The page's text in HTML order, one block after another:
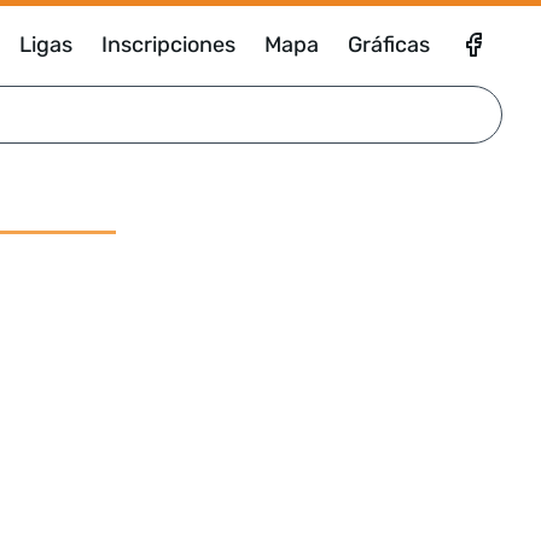
Ligas Inscripciones Mapa Gráficas